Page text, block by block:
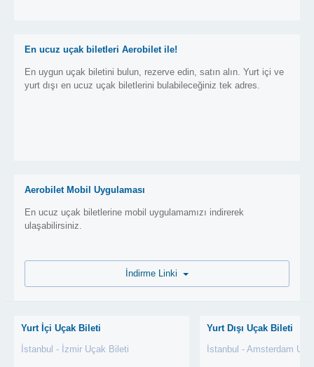
En ucuz uçak biletleri Aerobilet ile!
En uygun uçak biletini bulun, rezerve edin, satın alın. Yurt içi ve
yurt dışı en ucuz uçak biletlerini bulabileceğiniz tek adres.
Aerobilet Mobil Uygulaması
En ucuz uçak biletlerine mobil uygulamamızı indirerek
ulaşabilirsiniz.
Yurt İçi Uçak Bileti
İstanbul - İzmir Uçak Bileti
Yurt Dışı Uçak Bileti
İstanbul - Amsterdam